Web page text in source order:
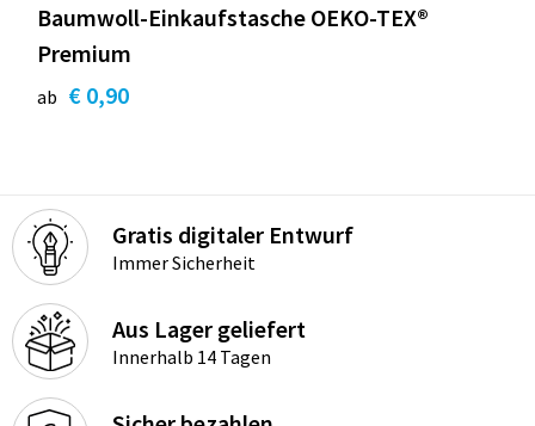
Baumwoll-Einkaufstasche OEKO-TEX®
Premium
ab € 0,90
Gratis digitaler Entwurf
Immer Sicherheit
Aus Lager geliefert
Innerhalb 14 Tagen